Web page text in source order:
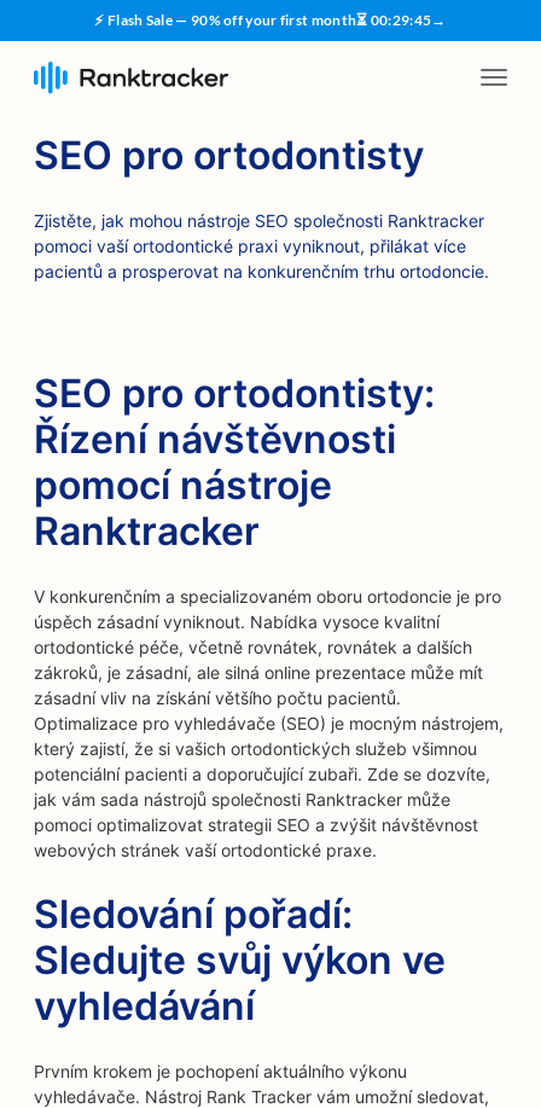
⚡ Flash Sale — 90% off your first month⏳ 00:29:44→
SEO pro ortodontisty
Zjistěte, jak mohou nástroje SEO společnosti Ranktracker
pomoci vaší ortodontické praxi vyniknout, přilákat více
pacientů a prosperovat na konkurenčním trhu ortodoncie.
SEO pro ortodontisty:
Řízení návštěvnosti
pomocí nástroje
Ranktracker
V konkurenčním a specializovaném oboru ortodoncie je pro
úspěch zásadní vyniknout. Nabídka vysoce kvalitní
ortodontické péče, včetně rovnátek, rovnátek a dalších
zákroků, je zásadní, ale silná online prezentace může mít
zásadní vliv na získání většího počtu pacientů.
Optimalizace pro vyhledávače (SEO) je mocným nástrojem,
který zajistí, že si vašich ortodontických služeb všimnou
potenciální pacienti a doporučující zubaři. Zde se dozvíte,
jak vám sada nástrojů společnosti Ranktracker může
pomoci optimalizovat strategii SEO a zvýšit návštěvnost
webových stránek vaší ortodontické praxe.
Sledování pořadí:
Sledujte svůj výkon ve
vyhledávání
Prvním krokem je pochopení aktuálního výkonu
vyhledávače. Nástroj Rank Tracker vám umožní sledovat,